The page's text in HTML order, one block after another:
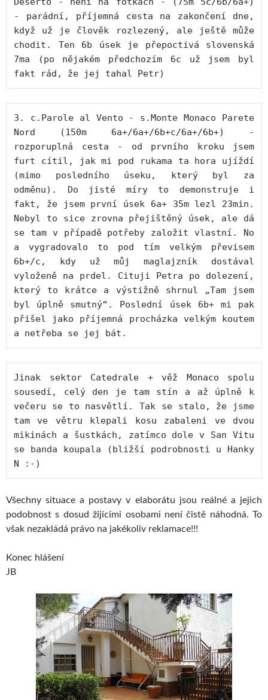
- parádní, příjemná cesta na zakončení dne,
když už je člověk rozlezený, ale ještě může
chodit. Ten 6b úsek je přepoctivá slovenská
7ma (po nějakém předchozím 6c už jsem byl
fakt rád, že jej tahal Petr)
3. c.Parole al Vento - s.Monte Monaco Parete
Nord (150m 6a+/6a+/6b+c/6a+/6b+) -
rozporuplná cesta - od prvního kroku jsem
furt cítil, jak mi pod rukama ta hora ujíždí
(mimo posledního úseku, který byl za
odměnu). Do jisté míry to demonstruje i
fakt, že jsem první úsek 6a+ 35m lezl 23min.
Nebyl to sice zrovna přejištěný úsek, ale dá
se tam v případě potřeby založit vlastní. No
a vygradovalo to pod tím velkým převisem
6b+/c, kdy už můj maglajzník dostával
vyloženě na prdel. Cituji Petra po dolezení,
který to krátce a výstižně shrnul „Tam jsem
byl úplně smutný“. Poslední úsek 6b+ mi pak
přišel jako příjemná procházka velkým koutem
a netřeba se jej bát.
Jinak sektor Catedrale + věž Monaco spolu
sousedí, celý den je tam stín a až úplně k
večeru se to nasvětlí. Tak se stalo, že jsme
tam ve větru klepali kosu zabaleni ve dvou
mikinách a šustkách, zatímco dole v San Vitu
se banda koupala (bližší podrobnosti u Hanky
N :-)
Všechny situace a postavy v elaborátu jsou reálné a jejich
podobnost s dosud žijícími osobami není čistě náhodná. To
však nezakládá právo na jakékoliv reklamace!!!
Konec hlášení
JB